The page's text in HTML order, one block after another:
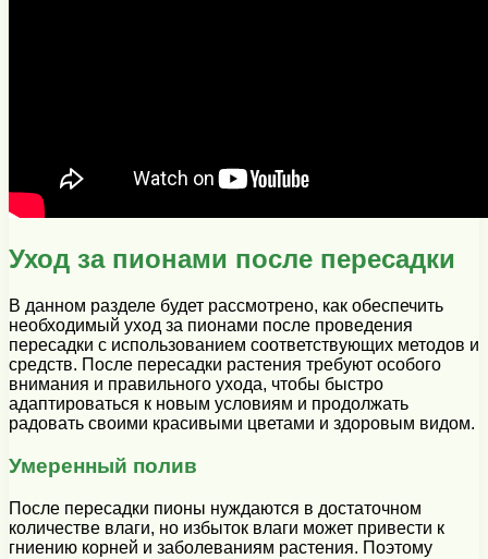
Уход за пионами после пересадки
В данном разделе будет рассмотрено, как обеспечить
необходимый уход за пионами после проведения
пересадки с использованием соответствующих методов и
средств. После пересадки растения требуют особого
внимания и правильного ухода, чтобы быстро
адаптироваться к новым условиям и продолжать
радовать своими красивыми цветами и здоровым видом.
Умеренный полив
После пересадки пионы нуждаются в достаточном
количестве влаги, но избыток влаги может привести к
гниению корней и заболеваниям растения. Поэтому